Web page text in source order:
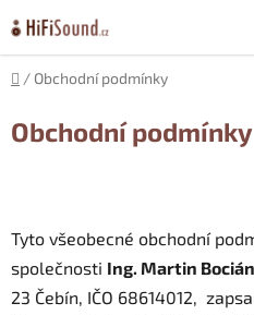
na
obsah
Domů
/ Obchodní podmínky
Obchodní podmínky
Tyto všeobecné obchodní
společnosti Ing. Martin Bocián
23 Čebín, IČO 68614012,